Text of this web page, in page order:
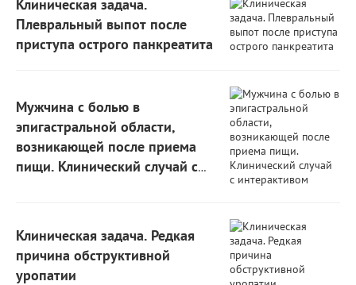
Клиническая задача.
Плевральный выпот после
приступа острого панкреатита
Мужчина с болью в
эпигастральной области,
возникающей после приема
пищи. Клинический случай с
Клиническая задача. Редкая
причина обструктивной
уропатии